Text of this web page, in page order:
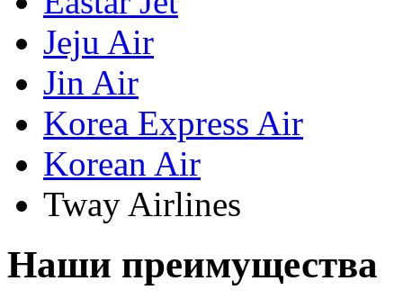
Jeju Air
Jin Air
Korea Express Air
Korean Air
Tway Airlines
Наши преимущества